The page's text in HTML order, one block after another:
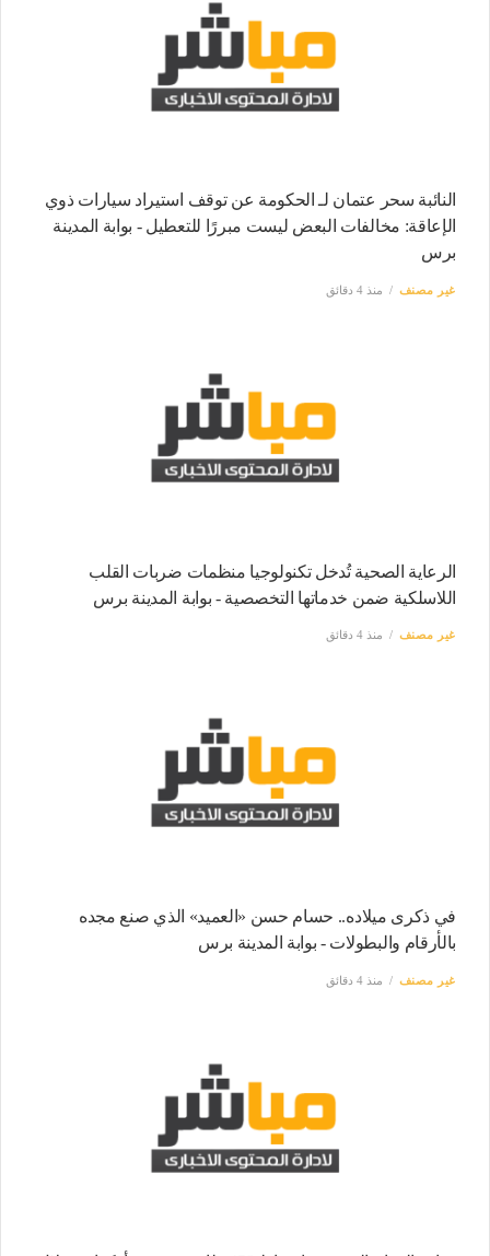
النائبة سحر عتمان لـ الحكومة عن توقف استيراد سيارات ذوي
الإعاقة: مخالفات البعض ليست مبررًا للتعطيل - بوابة المدينة
برس
غير مصنف منذ 4 دقائق
الرعاية الصحية تُدخل تكنولوجيا منظمات ضربات القلب
اللاسلكية ضمن خدماتها التخصصية - بوابة المدينة برس
غير مصنف منذ 4 دقائق
في ذكرى ميلاده.. حسام حسن «العميد» الذي صنع مجده
بالأرقام والبطولات - بوابة المدينة برس
غير مصنف منذ 4 دقائق